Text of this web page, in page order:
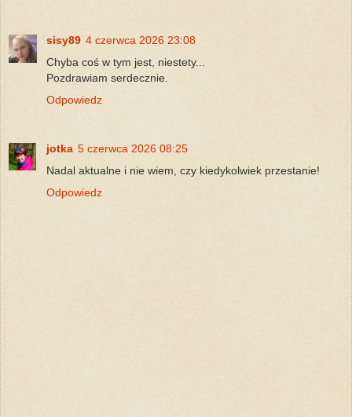
sisy89 4 czerwca 2026 23:08
Chyba coś w tym jest, niestety...
Pozdrawiam serdecznie.
Odpowiedz
jotka 5 czerwca 2026 08:25
Nadal aktualne i nie wiem, czy kiedykolwiek przestanie!
Odpowiedz